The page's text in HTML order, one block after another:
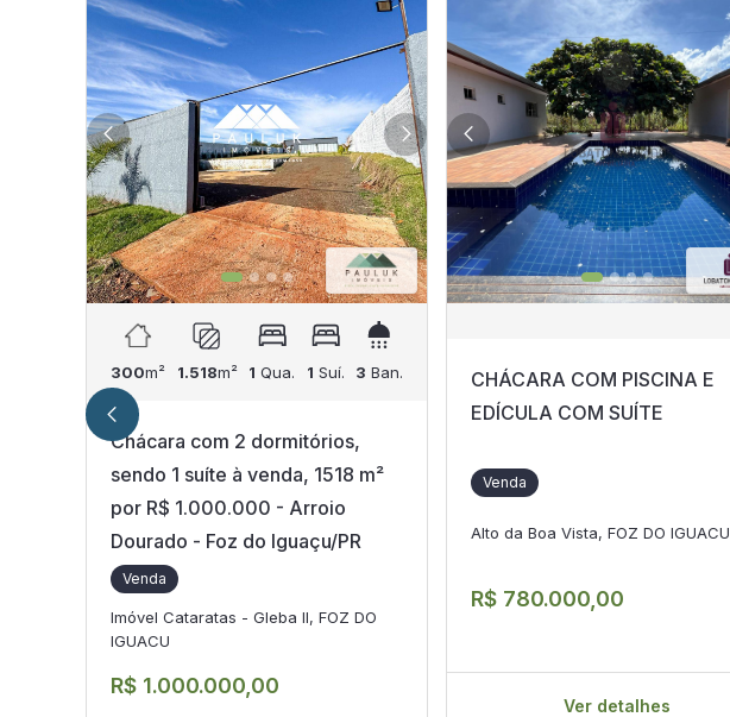
300m² 1.518m² 1 Qua. 1 Suí. 3 Ban.
Chácara com 2 dormitórios,
sendo 1 suíte à venda, 1518 m²
por R$ 1.000.000 - Arroio
Dourado - Foz do Iguaçu/PR
Venda
Imóvel Cataratas - Gleba II, FOZ DO
IGUACU
R$ 1.000.000,00
CHÁCARA COM PISCINA E
EDÍCULA COM SUÍTE
Venda
Alto da Boa Vista, FOZ DO IGUACU
R$ 780.000,00
Ver detalhes